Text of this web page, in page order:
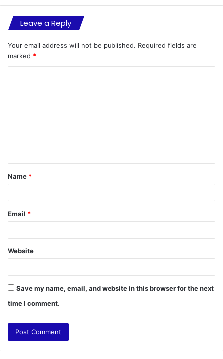
Leave a Reply
Your email address will not be published. Required fields are
marked *
t
*
Name *
Email *
Website
Save my name, email, and website in this browser for the next
time I comment.